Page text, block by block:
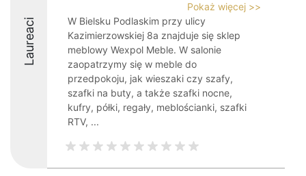
Laureaci
Pokaż więcej >>
W Bielsku Podlaskim przy ulicy
Kazimierzowskiej 8a znajduje się sklep
meblowy Wexpol Meble. W salonie
zaopatrzymy się w meble do
przedpokoju, jak wieszaki czy szafy,
szafki na buty, a także szafki nocne,
kufry, półki, regały, meblościanki, szafki
RTV, ...